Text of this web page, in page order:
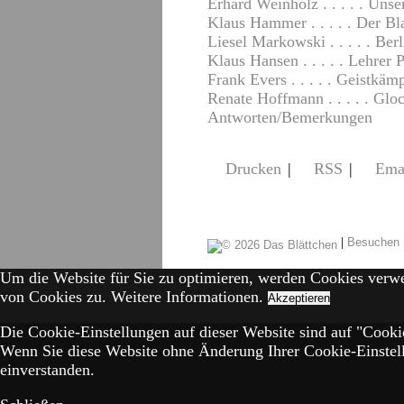
Erhard Weinholz . . . . .
Klaus Hammer . . . . . Der
Liesel Markowski . . . . .
Klaus Hansen . . . . . Lehrer
Frank Evers . . . . .
Renate Hoffmann . . . . .
Antworten/Bemerkungen
Drucken | RSS |
|
Um die Website für Sie zu optimieren, werden Cookies
von Cookies zu. Weitere Informationen. Akzeptieren
Die Cookie-Einstellungen auf dieser Website sind auf
Wenn Sie diese Website ohne Änderung Ihrer Cookie-
einverstanden.